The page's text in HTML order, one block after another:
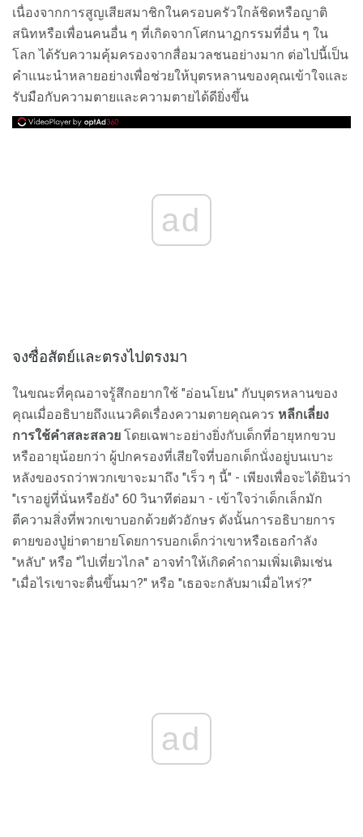
เนื่องจากการสูญเสียสมาชิกในครอบครัวใกล้ชิดหรือญาติ
สนิทหรือเพื่อนคนอื่น ๆ ที่เกิดจากโศกนาฏกรรมที่อื่น ๆ ใน
โลก ได้รับความคุ้มครองจากสื่อมวลชนอย่างมาก ต่อไปนี้เป็น
คำแนะนำหลายอย่างเพื่อช่วยให้บุตรหลานของคุณเข้าใจและ
รับมือกับความตายและความตายได้ดียิ่งขึ้น
ad
จงซื่อสัตย์และตรงไปตรงมา
ในขณะที่คุณอาจรู้สึกอยากใช้ "อ่อนโยน" กับบุตรหลานของ
คุณเมื่ออธิบายถึงแนวคิดเรื่องความตายคุณควร หลีกเลี่ยง
การใช้คำสละสลวย โดยเฉพาะอย่างยิ่งกับเด็กที่อายุหกขวบ
หรืออายุน้อยกว่า ผู้ปกครองที่เสียใจที่บอกเด็กนั่งอยู่บนเบาะ
หลังของรถว่าพวกเขาจะมาถึง "เร็ว ๆ นี้" - เพียงเพื่อจะได้ยินว่า
"เราอยู่ที่นั่นหรือยัง" 60 วินาทีต่อมา - เข้าใจว่าเด็กเล็กมัก
ตีความสิ่งที่พวกเขาบอกด้วยตัวอักษร ดังนั้นการอธิบายการ
ตายของปู่ย่าตายายโดยการบอกเด็กว่าเขาหรือเธอกำลัง
"หลับ" หรือ "ไปเที่ยวไกล" อาจทำให้เกิดคำถามเพิ่มเติมเช่น
"เมื่อไรเขาจะตื่นขึ้นมา?" หรือ "เธอจะกลับมาเมื่อไหร่?"
ad